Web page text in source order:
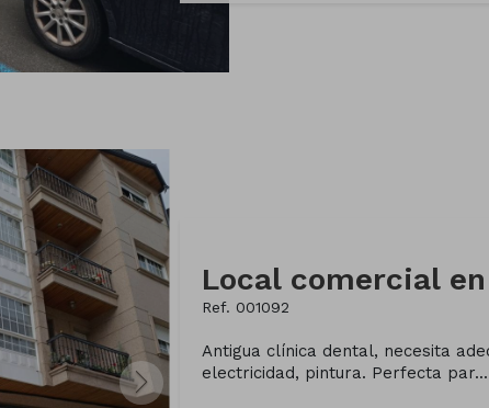
Ref. 001092
Antigua clínica dental, necesita
electricidad, pintura. Perfecta par...